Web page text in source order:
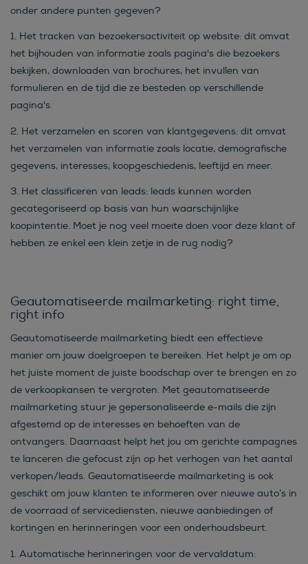
onder andere punten gegeven?
1. Het tracken van bezoekersactiviteit op website: dit omvat
het bijhouden van informatie zoals pagina's die bezoekers
bekijken, downloaden van brochures, het invullen van
formulieren en de tijd die ze besteden op verschillende
pagina's.
2. Het verzamelen en scoren van klantgegevens: dit omvat
het verzamelen van informatie zoals locatie, demografische
gegevens, interesses, koopgeschiedenis, leeftijd en meer.
3. Het classificeren van leads: leads kunnen worden
gecategoriseerd op basis van hun waarschijnlijke
koopintentie. Moet je nog veel moeite doen voor deze klant of
hebben ze enkel een klein zetje in de rug nodig?
Geautomatiseerde mailmarketing: right time,
right info
Geautomatiseerde mailmarketing biedt een effectieve
manier om jouw doelgroepen te bereiken. Het helpt je om op
het juiste moment de juiste boodschap over te brengen en zo
de verkoopkansen te vergroten. Met geautomatiseerde
mailmarketing stuur je gepersonaliseerde e-mails die zijn
afgestemd op de interesses en behoeften van de
ontvangers. Daarnaast helpt het jou om gerichte campagnes
te lanceren die gefocust zijn op het verhogen van het aantal
verkopen/leads. Geautomatiseerde mailmarketing is ook
geschikt om jouw klanten te informeren over nieuwe auto’s in
de voorraad of servicediensten, nieuwe aanbiedingen of
kortingen en herinneringen voor een onderhoudsbeurt.
1. Automatische herinneringen voor de vervaldatum: